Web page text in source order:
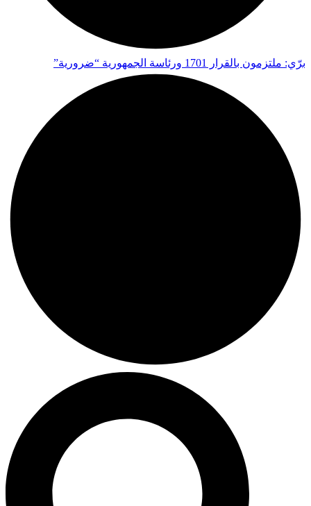
برّي: ملتزمون بالقرار 1701 ورئاسة الجمهورية “ضرورية”